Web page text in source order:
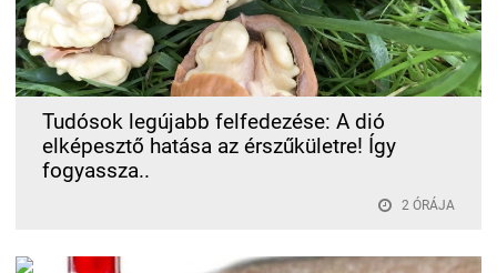
Tudósok legújabb felfedezése: A dió
elképesztő hatása az érszűkületre! Így
fogyassza..
2 ÓRÁJA